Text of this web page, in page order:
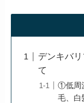
デンキバ
て
①低周
毛、白